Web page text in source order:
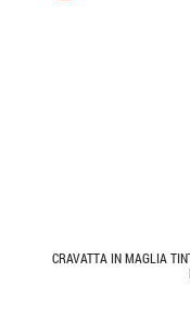
CRAVATTA IN MAGLIA